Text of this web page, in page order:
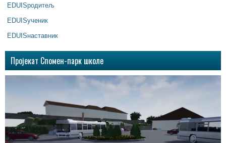
EDUISродитељ
EDUISученик
EDUISнаставник
Пројекат Спомен-парк школе